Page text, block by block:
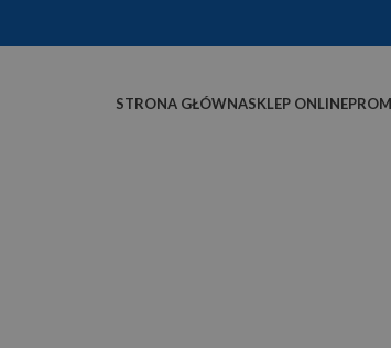
STRONA GŁÓWNASKLEP ONLINE